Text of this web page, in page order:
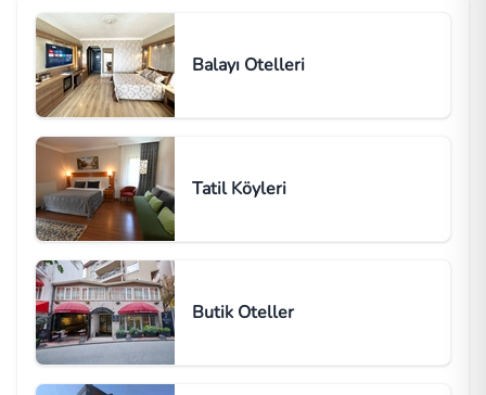
Balayı Otelleri
Tatil Köyleri
Butik Oteller